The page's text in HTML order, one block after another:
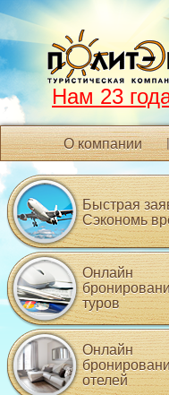
Нам 23
О компании
Быстрая
Сэкономь
Онлайн
туров
Онлайн
отелей